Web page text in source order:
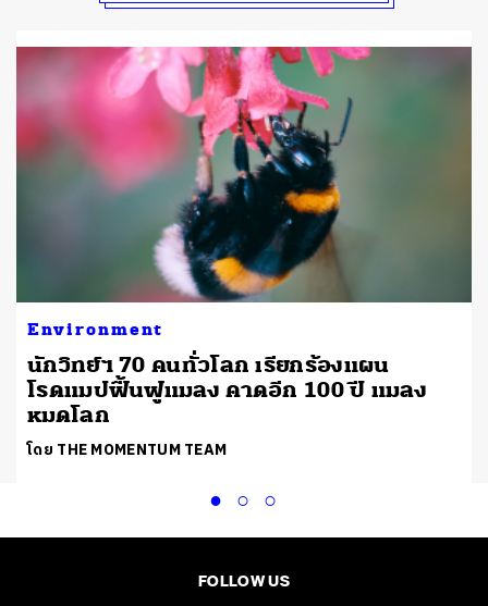
Environment
นักวิทย์ฯ 70 คนทั่วโลก เรียกร้องแผน
โรดแมปฟื้นฟูแมลง คาดอีก 100 ปี แมลง
หมดโลก
โดย THE MOMENTUM TEAM
FOLLOW US